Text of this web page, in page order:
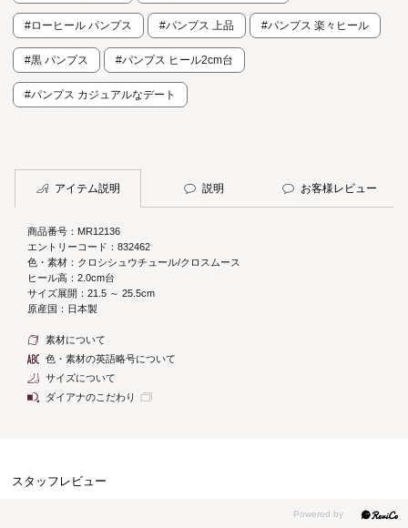
#ローヒール パンプス #パンプス 上品 #パンプス 楽々ヒール
#黒 パンプス #パンプス ヒール2cm台
#パンプス カジュアルなデート
アイテム説明 説明 お客様レビュー
商品番号：MR12136
エントリーコード：832462
色・素材：クロシシュウチュール/クロスムース
ヒール高：2.0cm台
サイズ展開：21.5 ～ 25.5cm
原産国：日本製
素材について
色・素材の英語略号について
サイズについて
ダイアナのこだわり
スタッフレビュー